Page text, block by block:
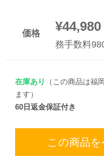
価格 ¥44,980
務手数料
在庫あり
（この商品は福
ます）
60日返金保証付き
この商品